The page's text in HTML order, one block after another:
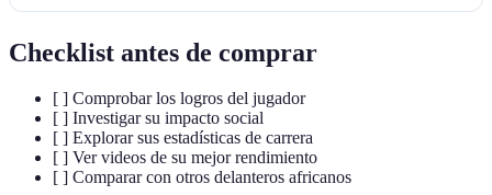
Checklist antes de comprar
[ ] Comprobar los logros del jugador
[ ] Investigar su impacto social
[ ] Explorar sus estadísticas de carrera
[ ] Ver videos de su mejor rendimiento
[ ] Comparar con otros delanteros africanos